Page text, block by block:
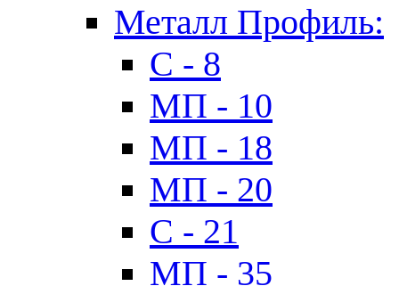
Металл Профиль:
C - 8
МП - 10
МП - 18
МП - 20
C - 21
МП - 35